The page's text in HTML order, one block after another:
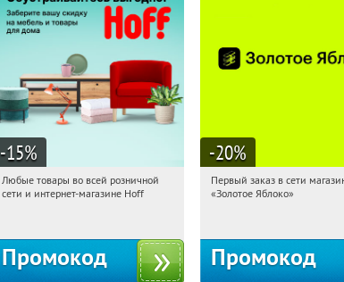
-15%
14:35:06 Получили:
Любые товары во всей розничной
сети и интернет-магазине Hoff
Промокод
-20%
14:35:06
Получи
Первый заказ в сети
«Золотое Яблоко»
Промокод